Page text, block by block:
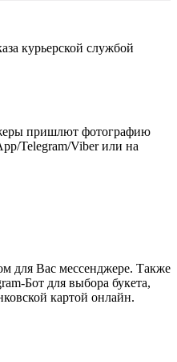
курьерской службой
пришлют фотографию
Telegram/Viber или на
для Вас мессенджере. Также
Бот для выбора букета,
картой онлайн.